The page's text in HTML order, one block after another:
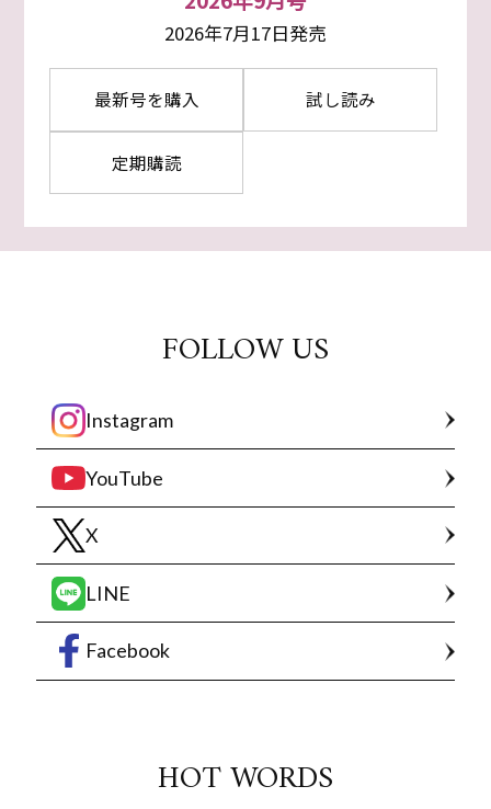
2026年7月17日発売
最新号を購入 試し読み
定期購読
FOLLOW US
Instagram
YouTube
X
LINE
Facebook
HOT WORDS